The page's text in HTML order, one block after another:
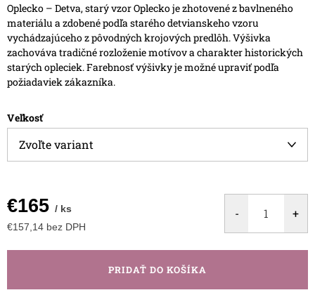
Oplecko – Detva, starý vzorOplecko je zhotovené z bavlneného
materiálu a zdobené podľa starého detvianskeho vzoru
vychádzajúceho z pôvodných krojových predlôh.Výšivka
zachováva tradičné rozloženie motívov a charakter historických
starých opleciek. Farebnosť výšivky je možné upraviť podľa
požiadaviek zákazníka.
Veľkosť
€165 / ks
€157,14 bez DPH
cena:
PRIDAŤ DO KOŠÍKA